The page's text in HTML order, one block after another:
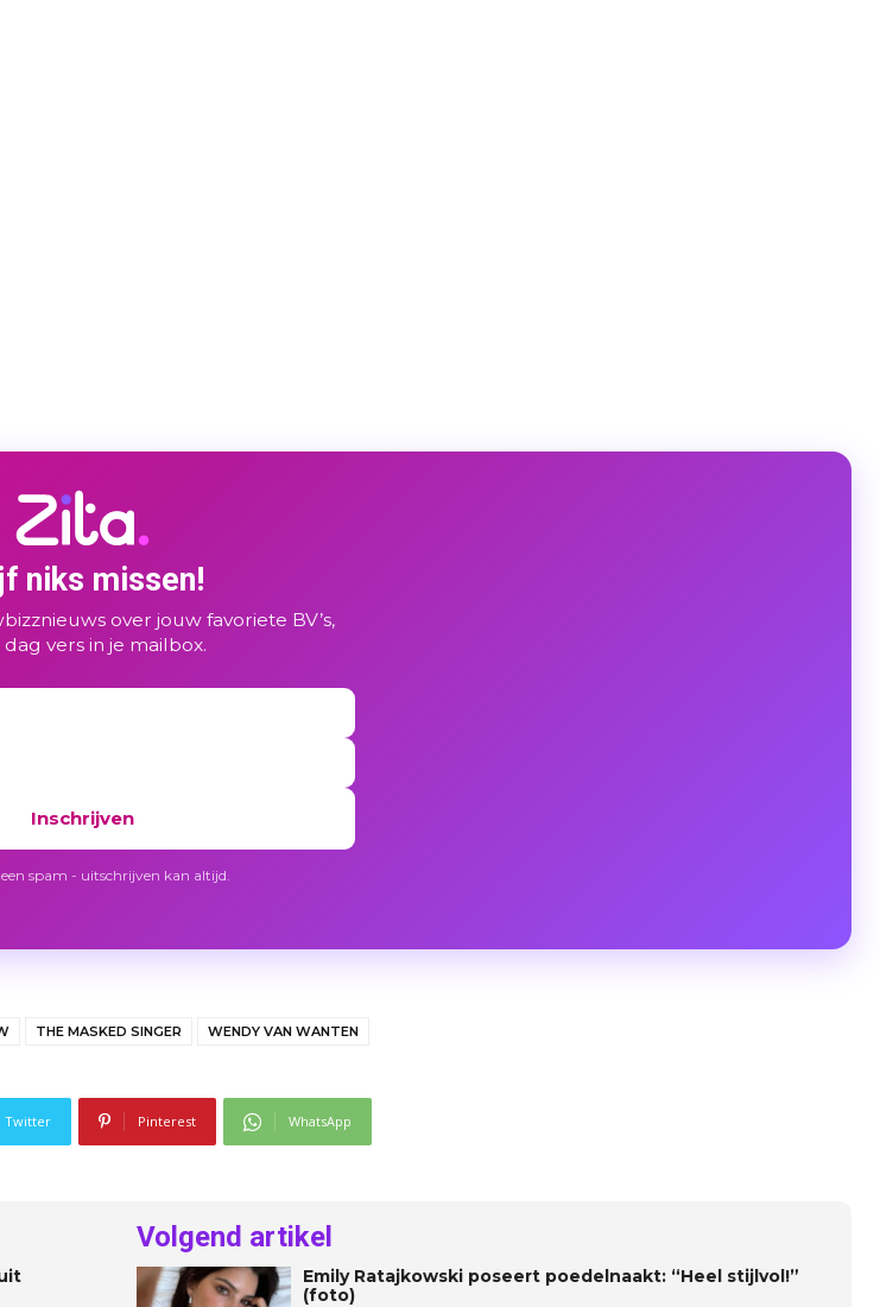
niks missen!
over jouw favoriete BV’s,
vers in je mailbox.
Inschrijven
spam - uitschrijven kan altijd.
THE MASKED SINGER WENDY VAN WANTEN
Twitter Pinterest WhatsApp
Volgend artikel
Emily Ratajkowski poseert poedelnaakt: “Heel stijlvol!”
(foto)